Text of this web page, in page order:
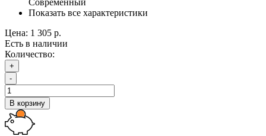
Показать все характеристики
Цена: 1 305 р.
Есть в наличии
Количество:
+
-
В корзину